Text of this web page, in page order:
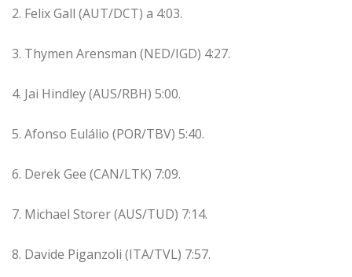
2. Felix Gall (AUT/DCT) a 4:03.
3. Thymen Arensman (NED/IGD) 4:27.
4. Jai Hindley (AUS/RBH) 5:00.
5. Afonso Eulálio (POR/TBV) 5:40.
6. Derek Gee (CAN/LTK) 7:09.
7. Michael Storer (AUS/TUD) 7:14.
8. Davide Piganzoli (ITA/TVL) 7:57.